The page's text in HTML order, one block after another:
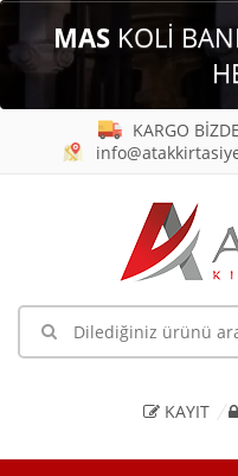
MAS KOLİ
KARGO
KAYIT